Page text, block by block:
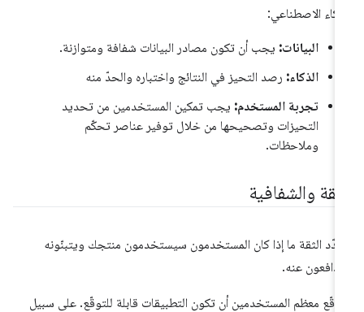
الاصطناعي:
البيانات:يجب أن تكون مصادر البيانات شفافة ومتوازنة.
الذكاء:رصد التحيز في النتائج واختباره والحدّ منه
تجربة المستخدم:يجب تمكين المستخدمين من تحديد
التحيزات وتصحيحها من خلال توفير عناصر تحكّم
وملاحظات.
والشفافية
الثقة ما إذا كان المستخدمون سيستخدمون منتجك ويتبنّونه
عنه.
معظم المستخدمين أن تكون التطبيقات قابلة للتوقّع. على سبيل